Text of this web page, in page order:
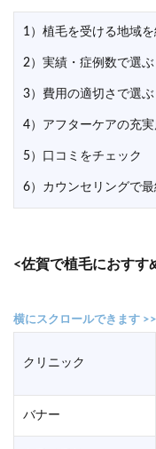
1）植毛を受ける地域を
2）実績・症例数で選ぶ
3）費用の適切さで選ぶ
4）アフターケアの充
5）口コミをチェック
6）カウンセリングで
<佐賀で植毛におすす
クリニック
バナー